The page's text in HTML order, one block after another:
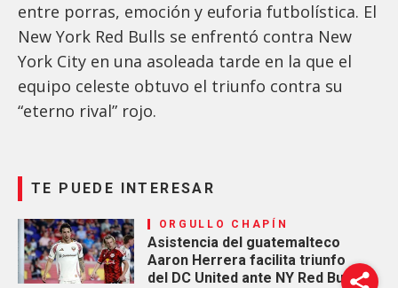
entre porras, emoción y euforia futbolística. El
New York Red Bulls se enfrentó contra New
York City en una asoleada tarde en la que el
equipo celeste obtuvo el triunfo contra su
“eterno rival” rojo.
TE PUEDE INTERESAR
ORGULLO CHAPÍN
Asistencia del guatemalteco
Aaron Herrera facilita triunfo
del DC United ante NY Red Bulls